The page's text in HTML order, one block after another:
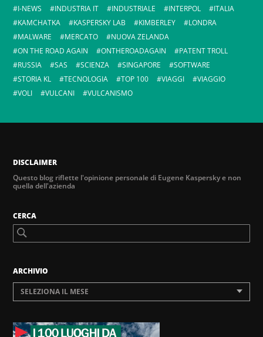
I-NEWS
INDUSTRIA IT INDUSTRIALE INTERPOL
ITALIA
KAMCHATKA
KASPERSKY LAB KIMBERLEY
LONDRA
MALWARE
MERCATO
NUOVA ZELANDA
ON THE ROAD AGAIN
ONTHEROADAGAIN
PATENT TROLL
RUSSIA
SAS SCIENZA SINGAPORE
SOFTWARE
STORIA KL
TECNOLOGIA TOP 100 VIAGGI
VIAGGIO
VOLI
VULCANI VULCANISMO
DISCLAIMER
Questo blog riflette l'opinione personale di Eugene Kaspersky e non
quella dell'azienda
CERCA
ARCHIVIO
SELEZIONA IL MESE